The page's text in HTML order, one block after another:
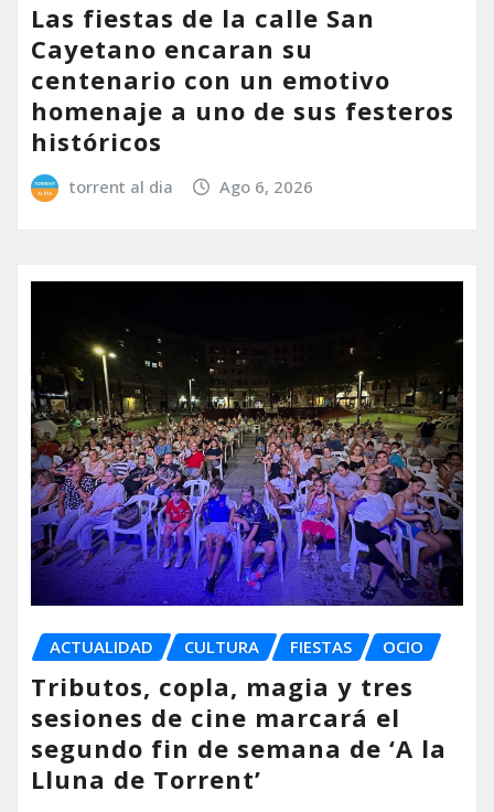
Las fiestas de la calle San
Cayetano encaran su
centenario con un emotivo
homenaje a uno de sus festeros
históricos
torrent al dia Ago 6, 2026
ACTUALIDAD CULTURA FIESTAS OCIO
Tributos, copla, magia y tres
sesiones de cine marcará el
segundo fin de semana de ‘A la
Lluna de Torrent’